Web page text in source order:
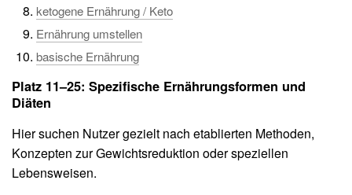
ketogene Ernährung / Keto
Ernährung umstellen
basische Ernährung
Platz 11–25: Spezifische Ernährungsformen und
Diäten
Hier suchen Nutzer gezielt nach etablierten Methoden,
Konzepten zur Gewichtsreduktion oder speziellen
Lebensweisen.